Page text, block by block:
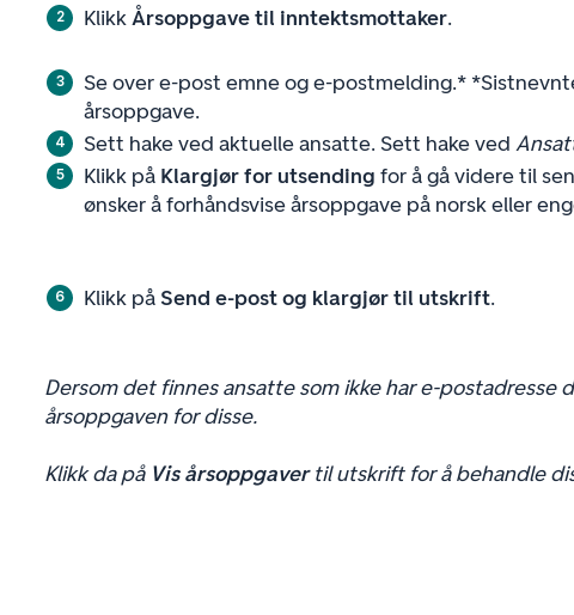
KlikkÅrsoppgave til inntektsmottaker.
Se over e-post emne og e-postmelding.*
årsoppgave.
Sett hake ved aktuelle ansatte. Sett hake ved
Klikk på Klargjør for utsending for å gå videre til
ønsker å forhåndsvise årsoppgave på norsk eller
Klikk på Send e-post og klargjør til utskrift.
Dersom det finnes ansatte som ikke har e-
årsoppgaven for disse.
Klikk da på Vis årsoppgaver til utskrift for å behandle